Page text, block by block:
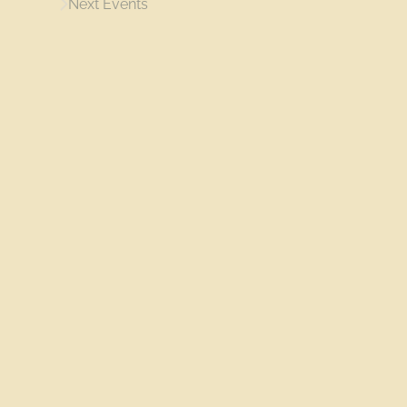
Next Events